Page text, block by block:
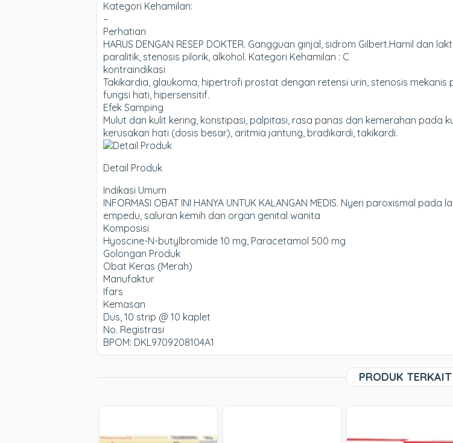
Kategori Kehamilan:
–
Perhatian
HARUS DENGAN RESEP DOKTER. Gangguan ginjal, sidrom Gilbert.Hamil dan
paralitik, stenosis pilorik, alkohol. Kategori Kehamilan : C
kontraindikasi
Takikardia, glaukoma, hipertrofi prostat dengan retensi urin, stenosis
fungsi hati, hipersensitif.
Efek Samping
Mulut dan kulit kering, konstipasi, palpitasi, rasa panas dan kemerahan pada
kerusakan hati (dosis besar), aritmia jantung, bradikardi, takikardi.
Detail Produk
Indikasi Umum
INFORMASI OBAT INI HANYA UNTUK KALANGAN MEDIS. Nyeri paroxismal
empedu, saluran kemih dan organ genital wanita
Komposisi
Hyoscine-N-butylbromide 10 mg, Paracetamol 500 mg
Golongan Produk
Obat Keras (Merah)
Manufaktur
Ifars
Kemasan
Dus, 10 strip @ 10 kaplet
No. Registrasi
BPOM: DKL9709208104A1
PRODUK TERKAIT